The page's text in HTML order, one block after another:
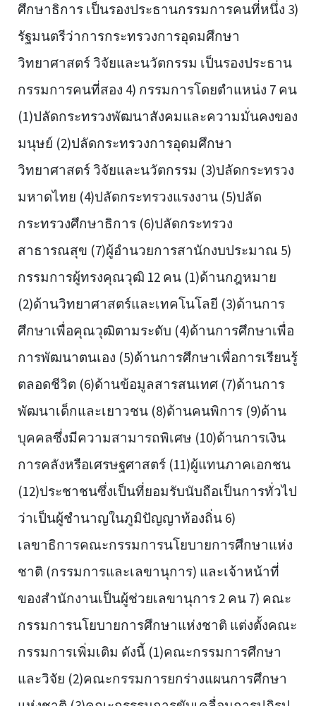
ศึกษาธิการ เป็นรองประธานกรรมการคนที่หนึ่ง 3)
รัฐมนตรีว่าการกระทรวงการอุดมศึกษา
วิทยาศาสตร์ วิจัยและนวัตกรรม เป็นรองประธาน
กรรมการคนที่สอง 4) กรรมการโดยตำแหน่ง 7 คน
(1)ปลัดกระทรวงพัฒนาสังคมและความมั่นคงของ
มนุษย์ (2)ปลัดกระทรวงการอุดมศึกษา
วิทยาศาสตร์ วิจัยและนวัตกรรม (3)ปลัดกระทรวง
มหาดไทย (4)ปลัดกระทรวงแรงงาน (5)ปลัด
กระทรวงศึกษาธิการ (6)ปลัดกระทรวง
สาธารณสุข (7)ผู้อำนวยการสานักงบประมาณ 5)
กรรมการผู้ทรงคุณวุฒิ 12 คน (1)ด้านกฎหมาย
(2)ด้านวิทยาศาสตร์และเทคโนโลยี (3)ด้านการ
ศึกษาเพื่อคุณวุฒิตามระดับ (4)ด้านการศึกษาเพื่อ
การพัฒนาตนเอง (5)ด้านการศึกษาเพื่อการเรียนรู้
ตลอดชีวิต (6)ด้านข้อมูลสารสนเทศ (7)ด้านการ
พัฒนาเด็กและเยาวชน (8)ด้านคนพิการ (9)ด้าน
บุคคลซึ่งมีความสามารถพิเศษ (10)ด้านการเงิน
การคลังหรือเศรษฐศาสตร์ (11)ผู้แทนภาคเอกชน
(12)ประชาชนซึ่งเป็นที่ยอมรับนับถือเป็นการทั่วไป
ว่าเป็นผู้ชำนาญในภูมิปัญญาท้องถิ่น 6)
เลขาธิการคณะกรรมการนโยบายการศึกษาแห่ง
ชาติ (กรรมการและเลขานุการ) และเจ้าหน้าที่
ของสำนักงานเป็นผู้ช่วยเลขานุการ 2 คน 7) คณะ
กรรมการนโยบายการศึกษาแห่งชาติ แต่งตั้งคณะ
กรรมการเพิ่มเติม ดังนี้ (1)คณะกรรมการศึกษา
และวิจัย (2)คณะกรรมการยกร่างแผนการศึกษา